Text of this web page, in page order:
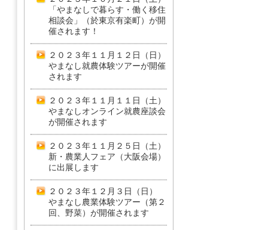
「やまなしで暮らす・働く移住
相談会」（於東京有楽町）が開
催されます！
２０２３年１１月１２日（日）
やまなし就農体験ツアーが開催
されます
２０２３年１１月１１日（土）
やまなしオンライン就農座談会
が開催されます
２０２３年１１月２５日（土）
新・農業人フェア（大阪会場）
に出展します
２０２３年１２月３日（日）
やまなし農業体験ツアー（第２
回、野菜）が開催されます